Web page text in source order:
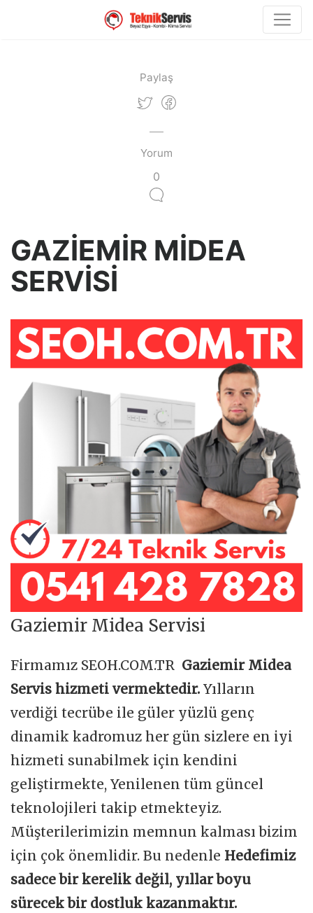
Paylaş
Yorum
0
GAZİEMİR MİDEA
SERVİSİ
Gaziemir Midea Servisi
Firmamız SEOH.COM.TR Gaziemir Midea
Servis hizmeti vermektedir. Yılların
verdiği tecrübe ile güler yüzlü genç
dinamik kadromuz her gün sizlere en iyi
hizmeti sunabilmek için kendini
geliştirmekte, Yenilenen tüm güncel
teknolojileri takip etmekteyiz.
Müşterilerimizin memnun kalması bizim
için çok önemlidir. Bu nedenle Hedefimiz
sadece bir kerelik değil, yıllar boyu
sürecek bir dostluk kazanmaktır.